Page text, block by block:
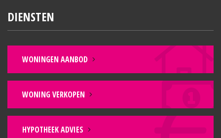
DIENSTEN
WONINGEN AANBOD
WONING VERKOPEN
HYPOTHEEK ADVIES